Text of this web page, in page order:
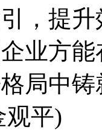
，提
业方
局中
观平)